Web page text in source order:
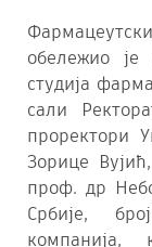
обележио
студија
сали
проректори
Зорице
проф. др
Србије,